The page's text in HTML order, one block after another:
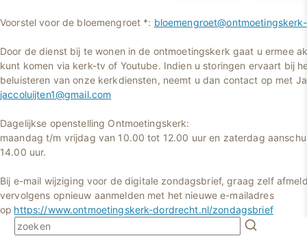
Voorstel voor de bloemengroet *:
Door de dienst bij te wonen in de ontmoetingskerk gaat u ermee
kunt komen via kerk-tv of Youtube. Indien u storingen ervaart bij
beluisteren van onze kerkdiensten, neemt u dan contact op met
jaccoluijten1@gmail.com
Dagelijkse openstelling Ontmoetingskerk:
maandag t/m vrijdag van 10.00 tot 12.00 uur en zaterdag
14.00 uur.
Bij e-mail wijziging voor de digitale zondagsbrief, graag zelf
vervolgens opnieuw aanmelden met het nieuwe e-mailadres
op https://www.ontmoetingskerk-dordrecht.nl/zondagsbrief